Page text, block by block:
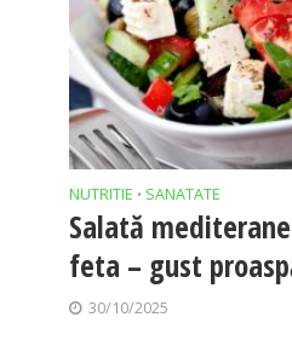
NUTRITIE • SANATATE
Salată
feta – gust
30/10/2025